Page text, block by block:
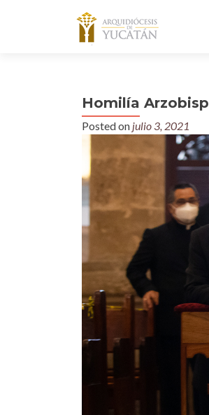
Homilía
Posted on julio 3, 2021